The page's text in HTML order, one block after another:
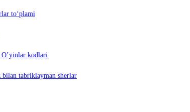
to‘plami
O’yinlar kodlari
tabriklayman sherlar